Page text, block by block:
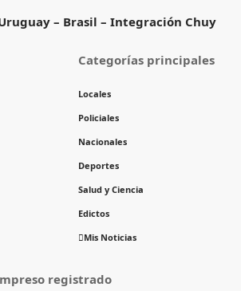
– Brasil – Integración Chuy
Categorías principales
Locales
Policiales
Nacionales
Deportes
Salud y Ciencia
Edictos
Mis Noticias
registrado